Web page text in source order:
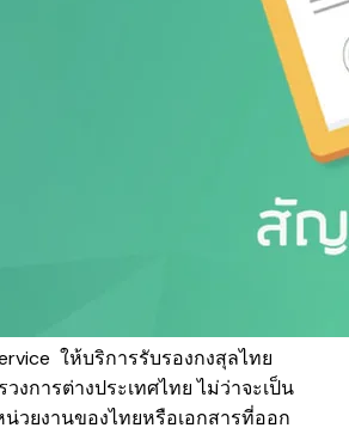
ให้บริการรับรองกงสุลไทย
งการต่างประเทศไทย ไม่ว่าจะเป็น
วยงานของไทยหรือเอกสารที่ออก